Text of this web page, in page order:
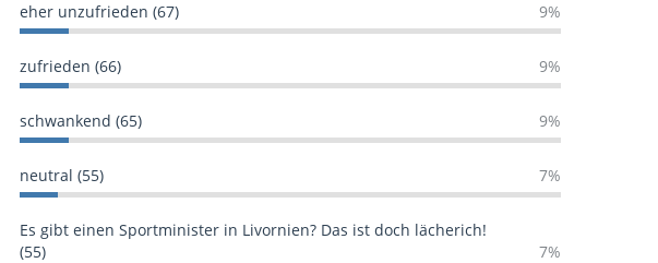
eher unzufrieden (67) 9%
zufrieden (66) 9%
schwankend (65) 9%
neutral (55) 7%
Es gibt einen Sportminister in Livornien? Das ist doch lächerich!
(55)
7%